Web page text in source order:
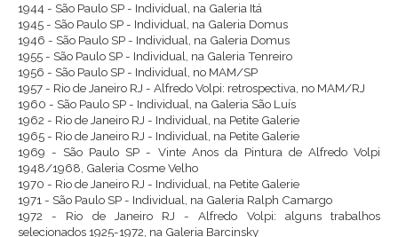
1944 - São Paulo SP - Individual, na Galeria Itá
1945 - São Paulo SP - Individual, na Galeria Domus
1946 - São Paulo SP - Individual, na Galeria Domus
1955 - São Paulo SP - Individual, na Galeria Tenreiro
1956 - São Paulo SP - Individual, no MAM/SP
1957 - Rio de Janeiro RJ - Alfredo Volpi: retrospectiva, no MAM/RJ
1960 - São Paulo SP - Individual, na Galeria São Luís
1962 - Rio de Janeiro RJ - Individual, na Petite Galerie
1965 - Rio de Janeiro RJ - Individual, na Petite Galerie
1969 - São Paulo SP - Vinte Anos da Pintura de Alfredo Volpi
1948/1968, Galeria Cosme Velho
1970 - Rio de Janeiro RJ - Individual, na Petite Galerie
1971 - São Paulo SP - Individual, na Galeria Ralph Camargo
1972 - Rio de Janeiro RJ - Alfredo Volpi: alguns trabalhos
selecionados 1925-1972, na Galeria Barcinsky